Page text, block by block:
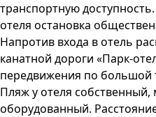
транспортную
отеля остановка
Напротив входа в отель
канатной дороги «Парк-
передвижения по большой
Пляж у отеля собственный,
оборудованный.